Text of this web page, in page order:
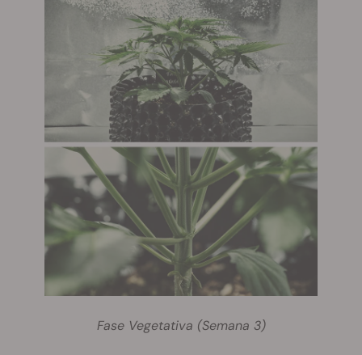
Fase Vegetativa (Semana 3)